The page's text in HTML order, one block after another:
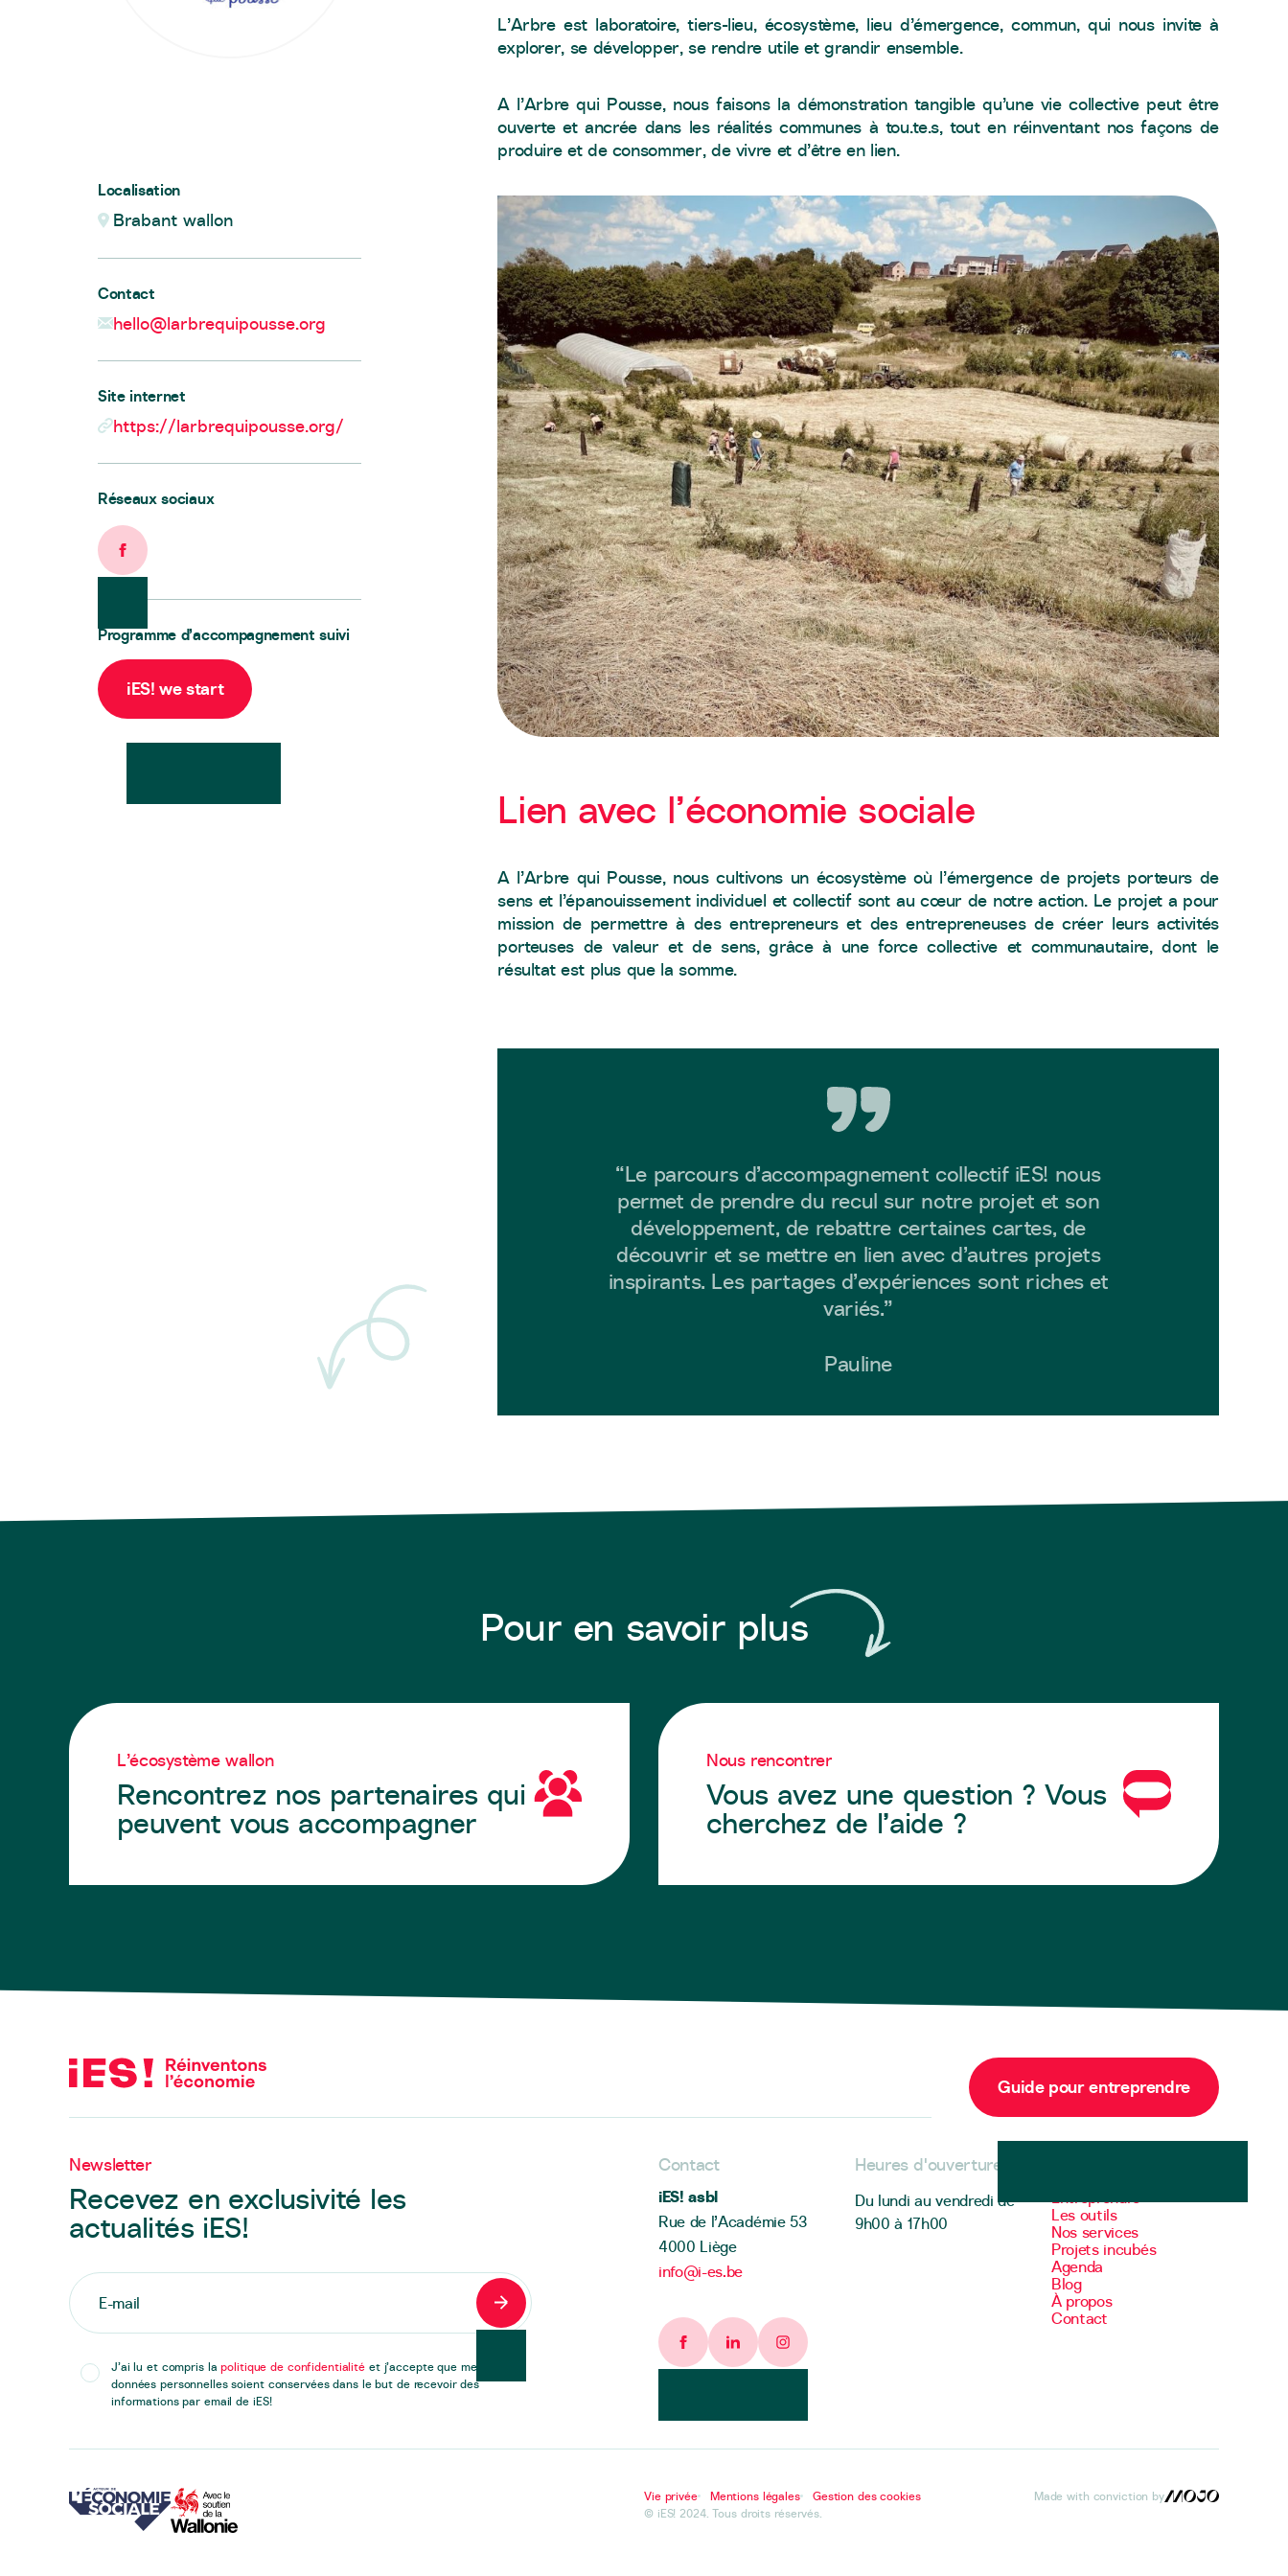
L’Arbre est laboratoire, tiers-lieu, écosystème, lieu d’émergence, commun, qui nous invite à
explorer, se développer, se rendre utile et grandir ensemble.
A l’Arbre qui Pousse, nous faisons la démonstration tangible qu’une vie collective peut être
ouverte et ancrée dans les réalités communes à tou.te.s, tout en réinventant nos façons de
produire et de consommer, de vivre et d’être en lien.
Lien avec l’économie sociale
A l’Arbre qui Pousse, nous cultivons un écosystème où l’émergence de projets porteurs de
sens et l’épanouissement individuel et collectif sont au cœur de notre action. Le projet a pour
mission de permettre à des entrepreneurs et des entrepreneuses de créer leurs activités
porteuses de valeur et de sens, grâce à une force collective et communautaire, dont le
résultat est plus que la somme.
“Le parcours d’accompagnement collectif iES! nous
permet de prendre du recul sur notre projet et son
développement, de rebattre certaines cartes, de
découvrir et se mettre en lien avec d’autres projets
inspirants. Les partages d’expériences sont riches et
variés.”
Pauline
Localisation
Brabant wallon
Contact
hello@larbrequipousse.org
Site internet
https://larbrequipousse.org/
Réseaux sociaux
Facebook
Programme d’accompagnement suivi
iES! we start
Pour en savoir plus
L’écosystème wallon
Rencontrez nos partenaires qui
peuvent vous accompagner
Nous rencontrer
Vous avez une question ? Vous
cherchez de l’aide ?
Guide pour entreprendre
Newsletter
Recevez en exclusivité les
actualités iES!
S'inscrire
J’ai lu et compris lapolitique de confidentialité et j’accepte que mes
données personnelles soient conservées dans le but de recevoir des
informations par email de iES!
Contact
iES! asbl
Rue de l’Académie 53
4000 Liège
info@i-es.be
Facebook page
Linkedin pageInstagram page
Heures d'ouverture
Du lundi au vendredi de
9h00 à 17h00
Les outils
Nos services
Projets incubés
Agenda
Blog
À propos
Contact
Vie privée Mentions légales
Gestion des cookies
© iES! 2024. Tous droits réservés.
Made with conviction by